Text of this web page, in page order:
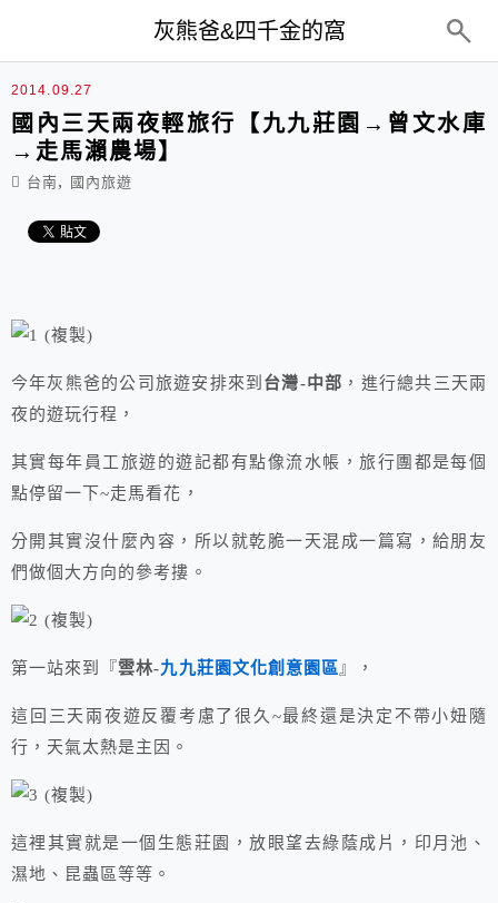
灰熊爸&四千金的窩
2014.09.27
國內三天兩夜輕旅行【九九莊園→曾文水庫
→走馬瀨農場】
台南, 國內旅遊
今年灰熊爸的公司旅遊安排來到 台灣-中部 ，進行總共三天兩
夜的遊玩行程，
其實每年員工旅遊的遊記都有點像流水帳，旅行團都是每個
點停留一下~走馬看花，
分開其實沒什麼內容，所以就乾脆一天混成一篇寫，給朋友
們做個大方向的參考摟。
第一站來到『雲林-九九莊園文化創意園區』，
這回三天兩夜遊反覆考慮了很久~最終還是決定不帶小妞隨
行，天氣太熱是主因。
這裡其實就是一個生態莊園，放眼望去綠蔭成片，印月池、
濕地、昆蟲區等等。